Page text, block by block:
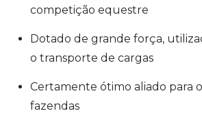
competição equestre
Dotado de grande força,
o transporte de cargas
Certamente ótimo aliado para
fazendas